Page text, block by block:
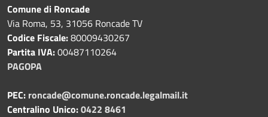
Comune di Roncade
Via Roma, 53, 31056 Roncade TV
Codice Fiscale:80009430267
Partita IVA:00487110264
PAGOPA
PEC: roncade@comune.roncade.legalmail.it
Centralino Unico:0422 8461